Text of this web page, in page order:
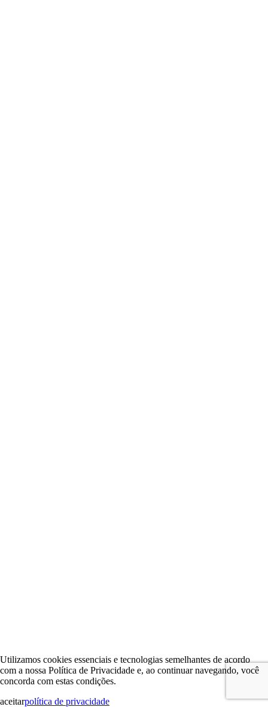
Utilizamos cookies essenciais e tecnologias semelhantes de acordo
com a nossa Política de Privacidade e, ao continuar navegando, você
concorda com estas condições.
aceitarpolítica de privacidade